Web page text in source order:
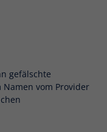
gefälschte
vom Provider